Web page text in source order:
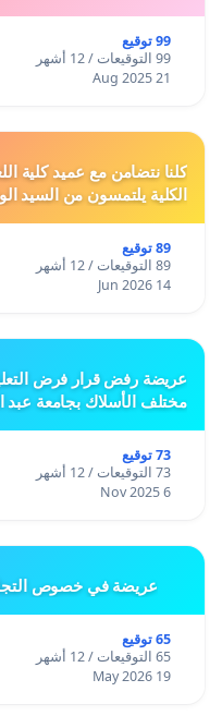
99 توقيع
99 التوقيعات / 12 أشهر
21 Aug 2025
كلنا نتضامن مع عميد كلية
الكلية يلتمسون من السيد
89 توقيع
89 التوقيعات / 12 أشهر
14 Jun 2026
عريضة رفض قرار فرض
مختلف الأسلاك بجامعة عبد
73 توقيع
73 التوقيعات / 12 أشهر
6 Nov 2025
عريضة في خصوص
65 توقيع
65 التوقيعات / 12 أشهر
19 May 2026